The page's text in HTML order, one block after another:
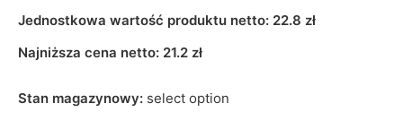
Jednostkowa wartość produktu netto: 22.8 zł
Najniższa cena netto: 21.2 zł
Stan magazynowy: select option